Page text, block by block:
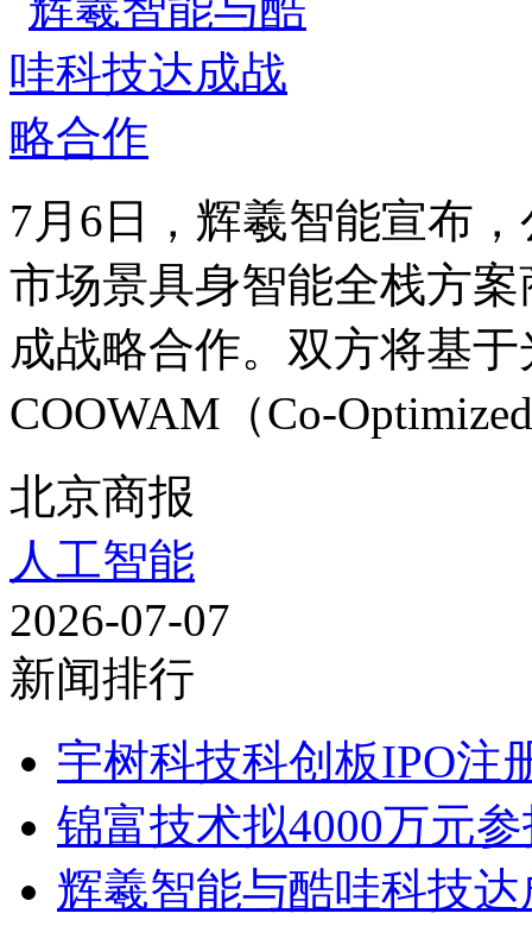
7月6日，辉羲智能宣布
市场景具身智能全栈方
成战略合作。双方将基
COOWAM（Co-
北京商报
人工智能
2026-07-07
新闻排行
宇树科技科创板IPO注
锦富技术拟4000万元
辉羲智能与酷哇科技